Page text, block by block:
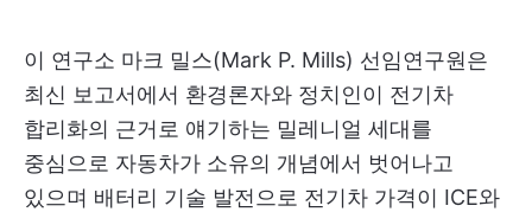
이 연구소 마크 밀스(Mark P. Mills) 선임연구원은
최신 보고서에서 환경론자와 정치인이 전기차
합리화의 근거로 얘기하는 밀레니얼 세대를
중심으로 자동차가 소유의 개념에서 벗어나고
있으며 배터리 기술 발전으로 전기차 가격이 ICE와